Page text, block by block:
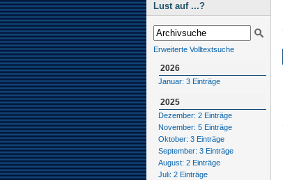
Lust auf ...?
Erweiterte Volltextsuche
2026
Januar: 3 Einträge
2025
Dezember: 2 Einträge
November: 5 Einträge
Oktober: 3 Einträge
September: 3 Einträge
August: 2 Einträge
Juli: 2 Einträge